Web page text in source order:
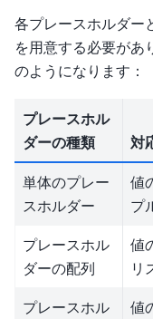
各プレースホルダー
を用意する必要があ
のようになります：
プレースホル
ダーの種類
対
単体のプレー
スホルダー
値
プ
プレースホル
ダーの配列
値
リ
プレースホル
値